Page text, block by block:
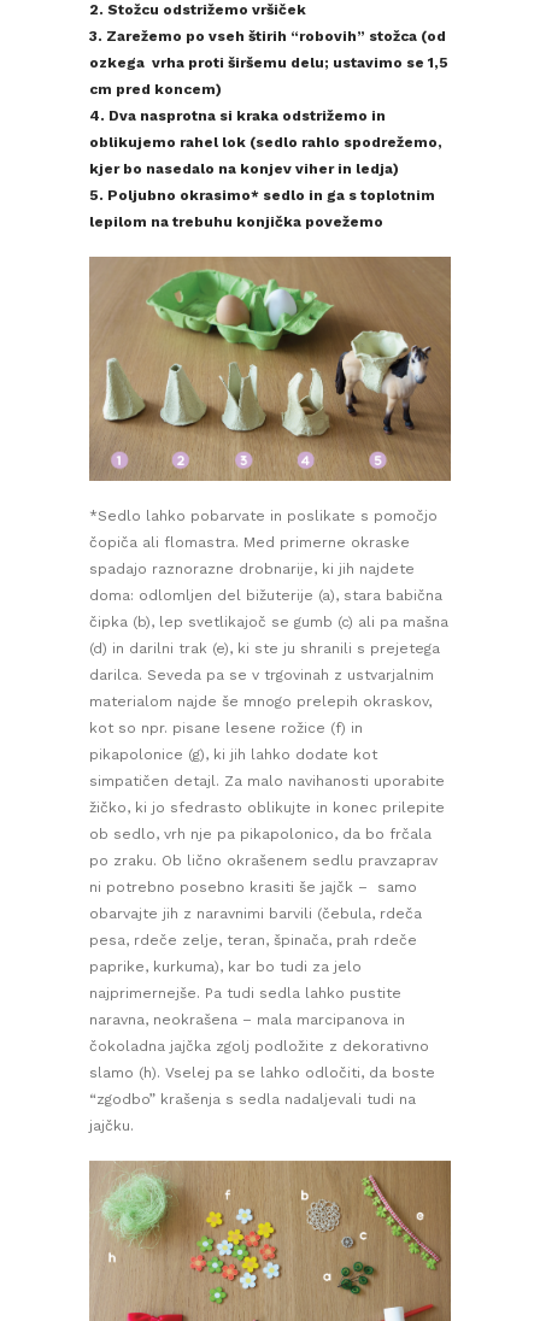
2. Stožcu odstrižemo vršiček
3. Zarežemo po vseh štirih “robovih” stožca (od
ozkega vrha proti širšemu delu; ustavimo se 1,5
cm pred koncem)
4. Dva nasprotna si kraka odstrižemo in
oblikujemo rahel lok (sedlo rahlo spodrežemo,
kjer bo nasedalo na konjev viher in ledja)
5. Poljubno okrasimo* sedlo in ga s toplotnim
lepilom na trebuhu konjička povežemo
*Sedlo lahko pobarvate in poslikate s pomočjo
čopiča ali flomastra. Med primerne okraske
spadajo raznorazne drobnarije, ki jih najdete
doma: odlomljen del bižuterije (a), stara babična
čipka (b), lep svetlikajoč se gumb (c) ali pa mašna
(d) in darilni trak (e), ki ste ju shranili s prejetega
darilca. Seveda pa se v trgovinah z ustvarjalnim
materialom najde še mnogo prelepih okraskov,
kot so npr. pisane lesene rožice (f) in
pikapolonice (g), ki jih lahko dodate kot
simpatičen detajl. Za malo navihanosti uporabite
žičko, ki jo sfedrasto oblikujte in konec prilepite
ob sedlo, vrh nje pa pikapolonico, da bo frčala
po zraku. Ob lično okrašenem sedlu pravzaprav
ni potrebno posebno krasiti še jajčk – samo
obarvajte jih z naravnimi barvili (čebula, rdeča
pesa, rdeče zelje, teran, špinača, prah rdeče
paprike, kurkuma), kar bo tudi za jelo
najprimernejše. Pa tudi sedla lahko pustite
naravna, neokrašena – mala marcipanova in
čokoladna jajčka zgolj podložite z dekorativno
slamo (h). Vselej pa se lahko odločiti, da boste
“zgodbo” krašenja s sedla nadaljevali tudi na
jajčku.